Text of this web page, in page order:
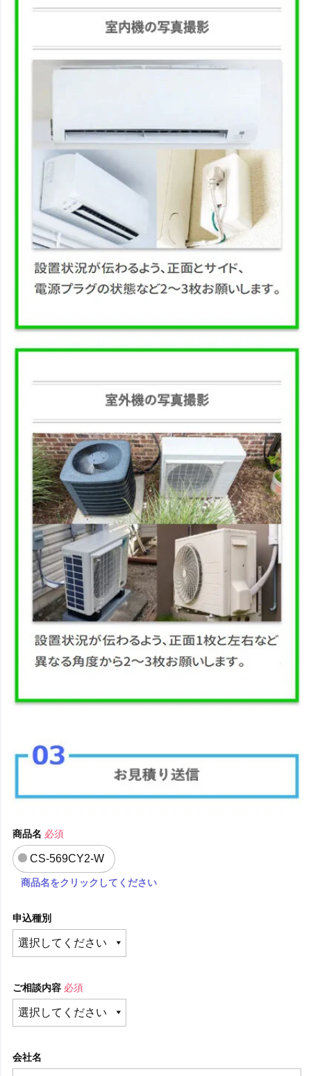
商品名 必須
CS-569CY2-W
商品名をクリックしてください
申込種別
ご相談内容 必須
会社名